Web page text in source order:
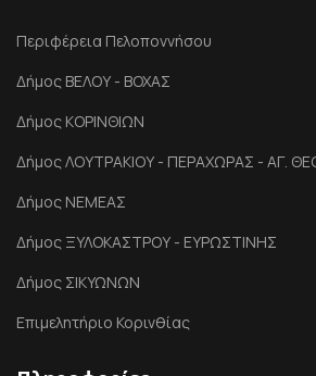
Περιφέρεια Πελοποννήσου
Δήμος ΒΕΛΟΥ - ΒΟΧΑΣ
Δήμος ΚΟΡΙΝΘΙΩΝ
Δήμος ΛΟΥΤΡΑΚΙΟΥ - ΠΕΡΑΧΩΡΑΣ - ΑΓ.
Δήμος ΝΕΜΕΑΣ
Δήμος ΞΥΛΟΚΑΣΤΡΟΥ - ΕΥΡΩΣΤΙΝΗΣ
Δήμος ΣΙΚΥΩΝΩΝ
Επιμελητήριο Κορινθίας